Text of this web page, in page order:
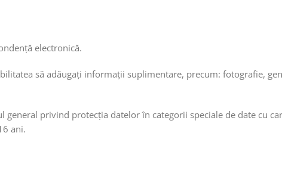
electronică.
să adăugați informații suplimentare, precum: fotografie,
privind protecția datelor în categorii speciale de date cu
ani.